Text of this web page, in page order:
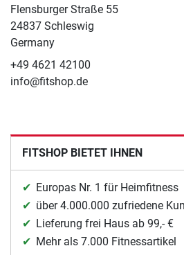
Flensburger Straße 55
24837 Schleswig
Germany
+49 4621 42100
info@fitshop.de
FITSHOP BIETET IHNEN
Europas Nr. 1 für Heimfitness
über 4.000.000 zufriedene
Lieferung frei Haus ab 99,- €
Mehr als 7.000 Fitnessartikel